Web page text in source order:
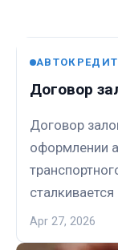
Договор
Договор
оформлении
сталкивается
Apr 27, 2026